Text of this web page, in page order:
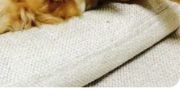
Lagoon Stars Look